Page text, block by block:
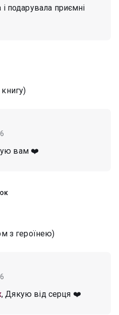
і подарувала приємні
вам ❤️
з героїнею)
, Дякую від серця ❤️